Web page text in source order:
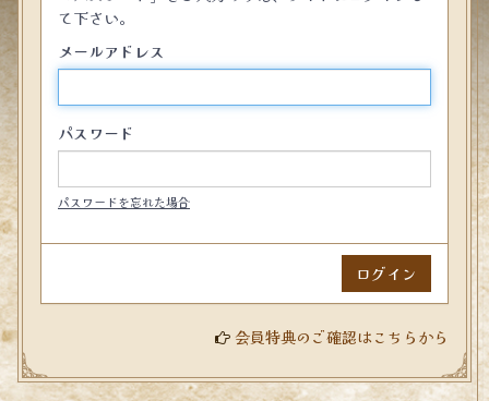
て下さい。
メールアドレス
パスワード
パスワードを忘れた場合
会員特典のご確認はこちらから